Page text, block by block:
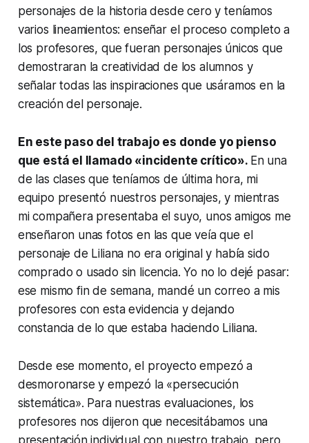
personajes de la historia desde cero y teníamos
varios lineamientos: enseñar el proceso completo a
los profesores, que fueran personajes únicos que
demostraran la creatividad de los alumnos y
señalar todas las inspiraciones que usáramos en la
creación del personaje.
En este paso del trabajo es donde yo pienso
que está el llamado «incidente crítico». En una
de las clases que teníamos de última hora, mi
equipo presentó nuestros personajes, y mientras
mi compañera presentaba el suyo, unos amigos me
enseñaron unas fotos en las que veía que el
personaje de Liliana no era original y había sido
comprado o usado sin licencia. Yo no lo dejé pasar:
ese mismo fin de semana, mandé un correo a mis
profesores con esta evidencia y dejando
constancia de lo que estaba haciendo Liliana.
Desde ese momento, el proyecto empezó a
desmoronarse y empezó la «persecución
sistemática». Para nuestras evaluaciones, los
profesores nos dijeron que necesitábamos una
presentación individual con nuestro trabajo, pero